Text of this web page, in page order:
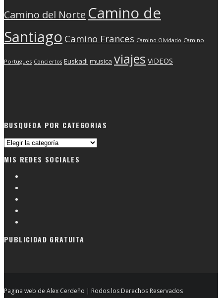
Camino del Norte Camino de
Santiago Camino Frances Camino Olvidado Camino
Portugues Conciertos Euskadi musica viajes ViDEOS
BUSQUEDA POR CATEGORIAS
Busqueda
categorias
MIS REDES SOCIALES
PUBLICIDAD GRATUITA
Pagina web de Alex Cerdeño | Rodos los Derechos Reservados